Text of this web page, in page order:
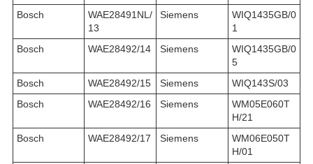
Bosch
WAE28491NL/
13
Siemens
WIQ1435GB/0
1
Bosch
WAE28492/14 Siemens
WIQ1435GB/0
5
Bosch
WAE28492/15 Siemens
WIQ143S/03
Bosch
WAE28492/16 Siemens
WM05E060T
H/21
Bosch
WAE28492/17 Siemens
WM06E050T
H/01